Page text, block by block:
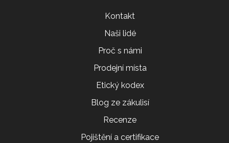
Kontakt
Naši lidé
Proč s námi
Prodejní místa
Etický kodex
Blog ze zákulisí
Recenze
Pojištění a certifikace